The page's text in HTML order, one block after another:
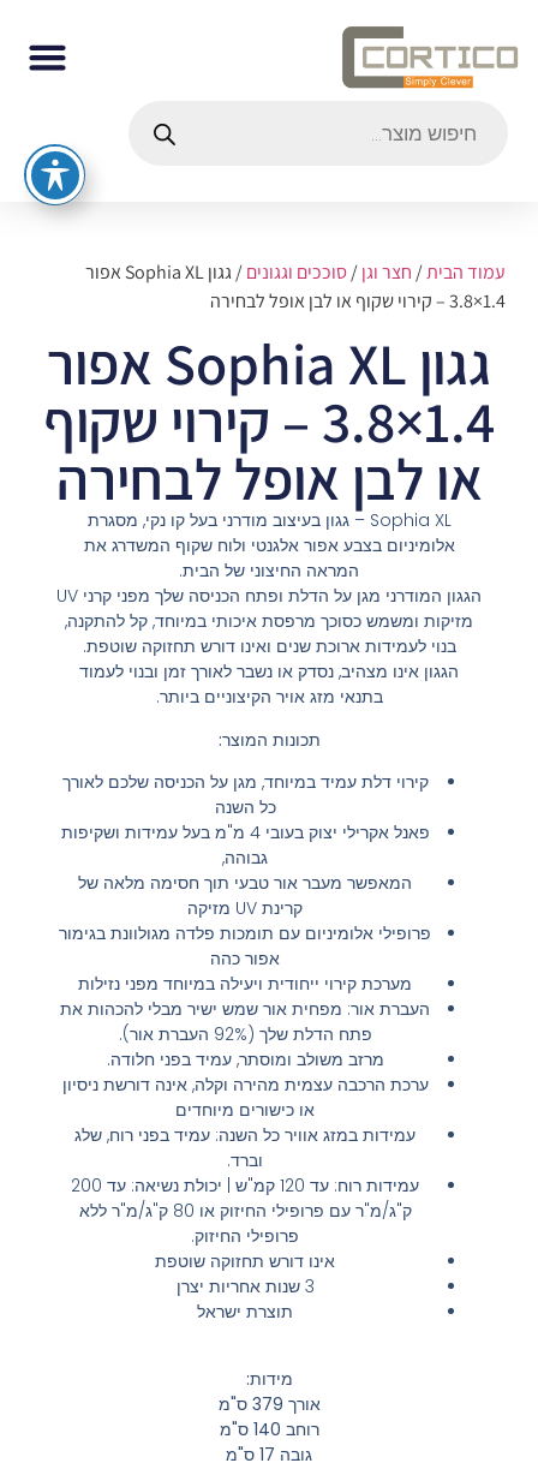
עמוד הבית/חצר וגן/סוככים וגגונים
/ גגון Sophia XL אפור
1.4×3.8 – קירוי שקוף או לבן אופל לבחירה
גגון Sophia XL אפור
1.4×3.8 – קירוי שקוף
או לבן אופל לבחירה
Sophia XL – גגון בעיצוב מודרני בעל קו נקי, מסגרת
אלומיניום בצבע אפור אלגנטי ולוח שקוף המשדרג את
המראה החיצוני של הבית.
הגגון המודרני מגן על הדלת ופתח הכניסה שלך מפני קרני UV
מזיקות ומשמש כסוכך מרפסת איכותי במיוחד, קל להתקנה,
בנוי לעמידות ארוכת שנים ואינו דורש תחזוקה שוטפת.
הגגון אינו מצהיב, נסדק או נשבר לאורך זמן ובנוי לעמוד
בתנאי מזג אויר הקיצוניים ביותר.
תכונות המוצר:
קירוי דלת עמיד במיוחד, מגן על הכניסה שלכם לאורך
כל השנה
פאנל אקרילי יצוק בעובי 4 מ"מ בעל עמידות ושקיפות
גבוהה,
המאפשר מעבר אור טבעי תוך חסימה מלאה של
קרינת UV מזיקה
פרופילי אלומיניום עם תומכות פלדה מגולוונת בגימור
אפור כהה
מערכת קירוי ייחודית ויעילה במיוחד מפני נזילות
העברת אור: מפחית אור שמש ישיר מבלי להכהות את
פתח הדלת שלך (92% העברת אור).
מרזב משולב ומוסתר, עמיד בפני חלודה.
ערכת הרכבה עצמית מהירה וקלה, אינה דורשת ניסיון
או כישורים מיוחדים
עמידות במזג אוויר כל השנה: עמיד בפני רוח, שלג
וברד.
עמידות רוח: עד 120 קמ"ש | יכולת נשיאה: עד 200
ק"ג/מ"ר עם פרופילי החיזוק או 80 ק"ג/מ"ר ללא
פרופילי החיזוק.
אינו דורש תחזוקה שוטפת
3 שנות אחריות יצרן
תוצרת ישראל
מידות:
אורך 379 ס"מ
רוחב 140 ס"מ
גובה 17 ס"מ